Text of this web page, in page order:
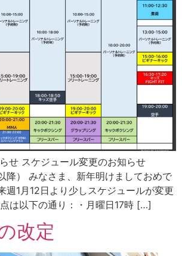
せ スケジュール変更のお知らせ
降） みなさま、新年明けましておめで
週1月12日より少しスケジュールが変更
は以下の通り：・月曜日17時 […]
改定